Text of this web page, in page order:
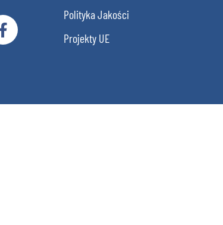
Polityka Jakości
Projekty UE